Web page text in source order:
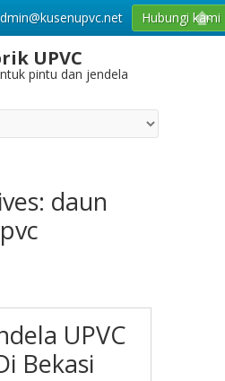
UPVC
pintu dan jendela
daun
UPVC
Bekasi
Hubungi kami